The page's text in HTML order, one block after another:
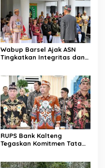
Wabup Barsel Ajak ASN
Tingkatkan Integritas dan
RUPS Bank Kalteng
Tegaskan Komitmen Tata